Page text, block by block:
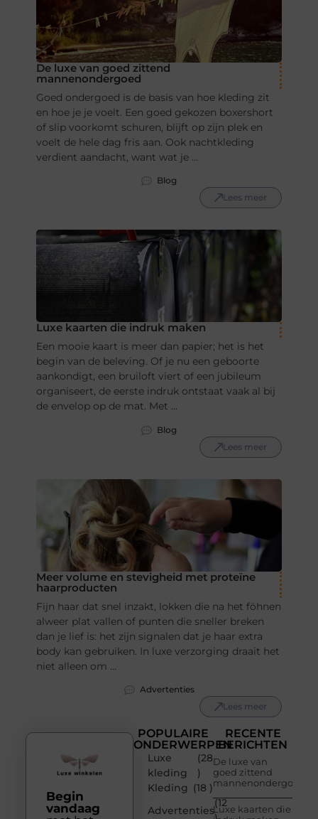
De luxe van goed zittend
mannenondergoed
Goed ondergoed is de basis van hoe kleding zit
en hoe je je voelt. Een goed gekozen boxershort
of slip voorkomt schuren, blijft op zijn plek en
voelt de hele dag fris aan. Ook nachtkleding
verdient aandacht, want wat je ...
Blog
Lees meer
Luxe kaarten die indruk maken
Een mooie kaart is meer dan papier; het is het
begin van de beleving. Of je nu een geboorte
aankondigt, een bruiloft viert of een jubileum
organiseert, de eerste indruk ontstaat vaak al bij
de envelop op de mat. Met ...
Blog
Lees meer
Meer volume en stevigheid met proteïne
haarproducten
Fijn haar dat snel inzakt, lokken die na het föhnen
alweer plat vallen of punten die sneller breken
dan je lief is: het zijn signalen dat je haar extra
body kan gebruiken. In luxe verzorging draait het
niet alleen om ...
Advertenties
Lees meer
POPULAIRE
ONDERWERPEN
Luxe
kleding
(28
)
Kleding (18 )
Advertenties
(12
RECENTE
BERICHTEN
De luxe van
goed zittend
mannenondergoed
Luxe kaarten die
Begin
vandaag